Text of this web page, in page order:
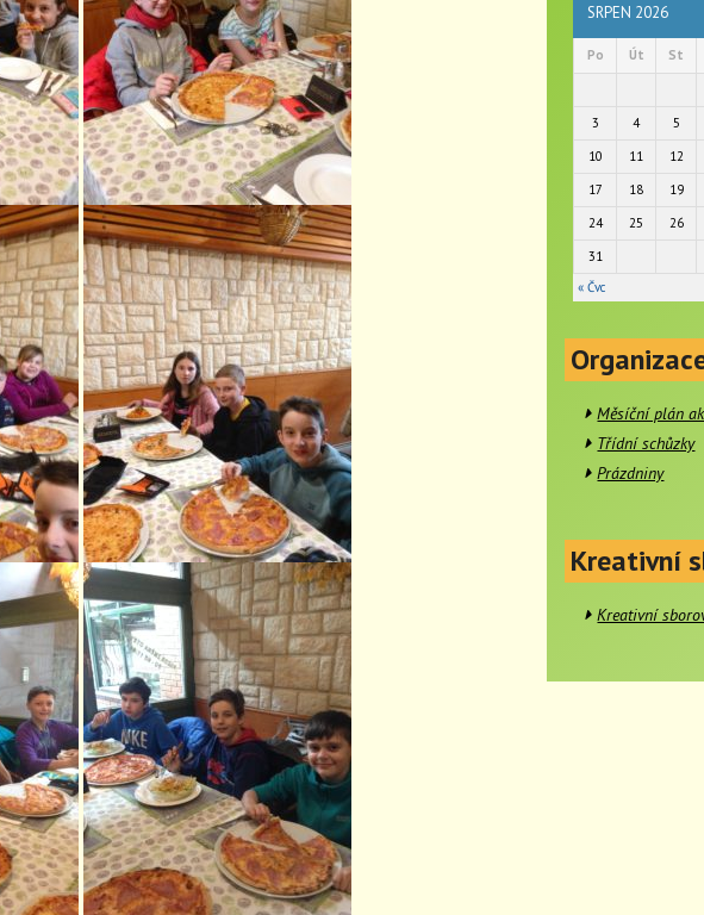
SRPEN 2026
Po Út St
3
4 5
10
11 12
17
18 19
24
25 26
31
« Čvc
Měsíční plán
Třídní schůzky
Prázdniny
Kreativní
Kreativní